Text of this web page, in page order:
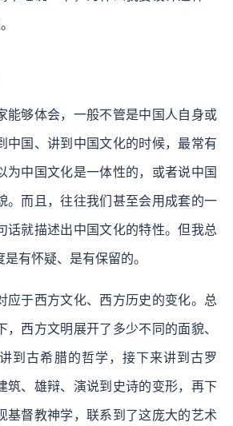
能够体会，一般不管是中国人自身或
中国、讲到中国文化的时候，最常有
为中国文化是一体性的，或者说中国
。而且，往往我们甚至会用成套的一
话就描述出中国文化的特性。但我总
有怀疑、是有保留的。
应于西方文化、西方历史的变化。总
，西方文明展开了多少不同的面貌、
到古希腊的哲学，接下来讲到古罗
筑、雄辩、演说到史诗的变形，再下
基督教神学，联系到了这庞大的艺术